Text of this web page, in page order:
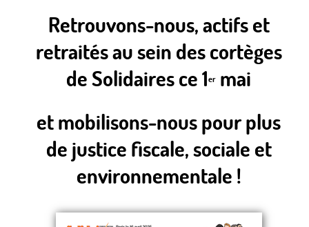
Retrouvons-nous, actifs et
retraités au sein des cortèges
de Solidaires ce 1er mai
et mobilisons-nous pour plus
de justice fiscale, sociale et
environnementale !